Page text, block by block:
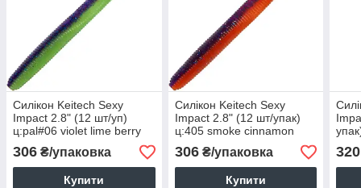
Силікон Keitech Sexy
Impact 2.8" (12 шт/уп)
ц:pal#06 violet lime berry
306 ₴/упаковка
Купити
Силікон Keitech Sexy
Impact 2.8" (12 шт/упак)
ц:405 smoke cinnamon
306₴/упаковка
Купити
320